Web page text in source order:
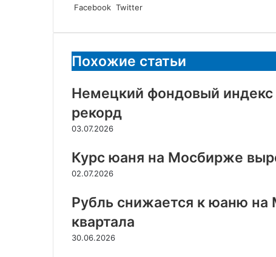
Facebook Twitter
электронную
Похожие статьи
Немецкий фондовый индекс
рекорд
03.07.2026
Курс юаня на Мосбирже
02.07.2026
Рубль снижается к юаню
квартала
30.06.2026